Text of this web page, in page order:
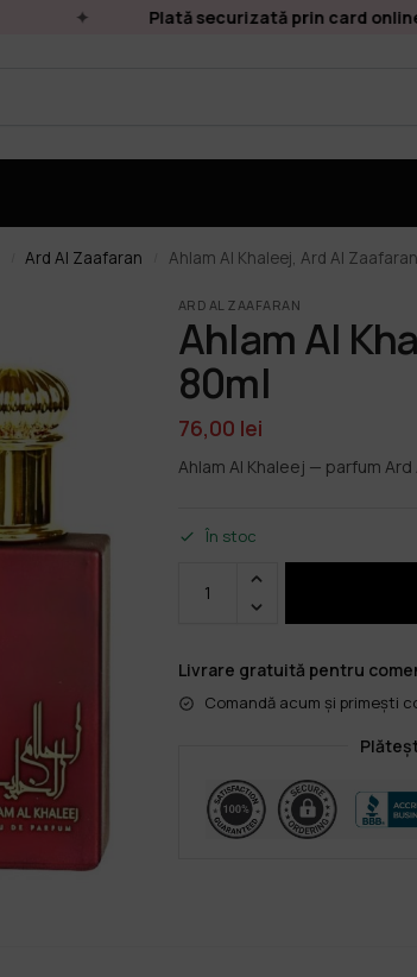
Plată securizată prin card online
Ard Al Zaafaran Ahlam Al Khaleej, Ard Al
ARD AL ZAAFARAN
Ahlam Al
80ml
76,00 lei
Ahlam Al Khaleej — parfum Ard
În stoc
Livrare gratuită pentru
Comandă acum și primești